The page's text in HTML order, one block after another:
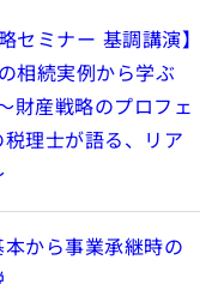
セミナー 基調講演】
相続実例から学ぶ
財産戦略のプロフェ
理士が語る、リア
から事業承継時の